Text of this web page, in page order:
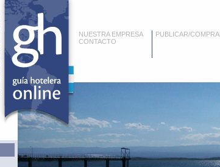
NUESTRA EMPRESA
CONTACTO
PUBLICAR/